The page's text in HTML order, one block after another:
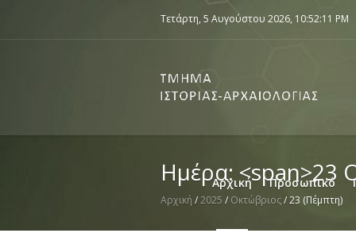
Τετάρτη, 5 Αυγούστου 2026, 10:52:11 PM
Αρχική Προσωπικό
Ημέρα: <span>23
Αρχική /2025 / Οκτώβριος/23 (Πέμπτη)